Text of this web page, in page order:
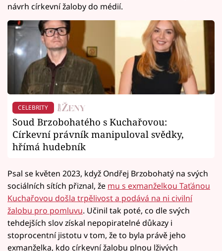
návrh církevní žaloby do médií.
CELEBRITY
Soud Brzobohatého s Kuchařovou:
Církevní právník manipuloval svědky,
hřímá hudebník
Psal se květen 2023, když Ondřej Brzobohatý na svých
sociálních sítích přiznal, že mu s exmanželkou Taťánou
Kuchařovou došla trpělivost a podává na ni civilní
žalobu pro pomluvu. Učinil tak poté, co dle svých
tehdejších slov získal nepopiratelné důkazy i
stoprocentní jistotu v tom, že to byla právě jeho
exmanželka, kdo církevní žalobu plnou lživých